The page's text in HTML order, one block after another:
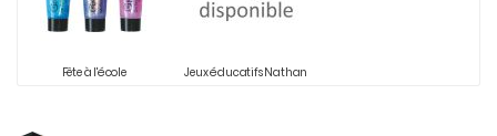
Fête à l'école Jeux éducatifs Nathan